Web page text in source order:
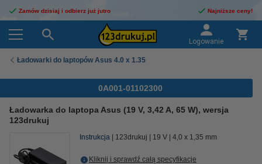
Zamów dzisiaj i odbierz już jutro Najniższe ceny!
Logowanie
Ładowarki do laptopów Asus 4.0 x 1.35
0A001-01102300
Ładowarka do laptopa Asus (19 V, 3,42 A, 65 W), wersja
123drukuj
Instrukcja 123drukuj 19 V 4,0 x 1,35 mm
Kliknij i sprawdź całą specyfikacje